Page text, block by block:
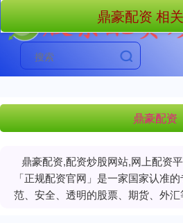
鼎豪配资
鼎豪配资,配资炒股网站,网上配资
「正规配资官网」是一家国家认准
范、安全、透明的股票、期货、外汇
鼎豪配资 相